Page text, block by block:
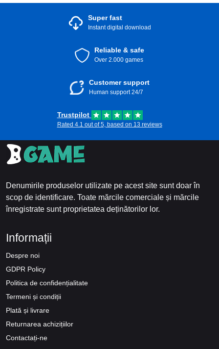
Super fast
Instant digital download
Reliable & safe
Over 2.000 games
Customer support
Human support 24/7
Trustpilot
Rated 4.1 out of 5, based on 13 reviews
Denumirile produselor utilizate pe acest site sunt doar în
scop de identificare. Toate mărcile comerciale și mărcile
înregistrate sunt proprietatea deținătorilor lor.
Informații
Despre noi
GDPR Policy
Politica de confidențialitate
Termeni și condiții
Plată și livrare
Returnarea achizițiilor
Contactați-ne